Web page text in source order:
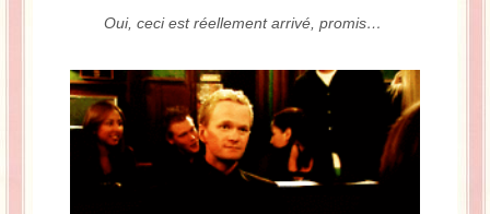
Oui, ceci est réellement arrivé, promis…